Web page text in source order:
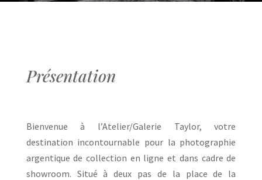
Présentation
Bienvenue à l’Atelier/Galerie Taylor, votre
destination incontournable pour la photographie
argentique de collection en ligne et dans cadre de
showroom. Situé à deux pas de la place de la